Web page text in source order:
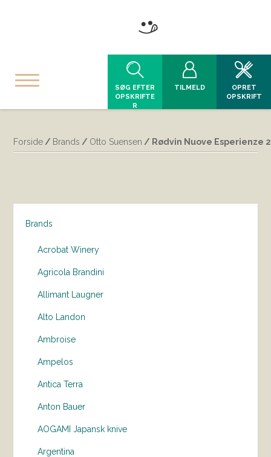
SØG EFTER
OPSKRIFTE
R
TILMELD
OPRET
OPSKRIFT
Forside / Brands / Otto Suensen / Rødvin Nuove
Brands
Acrobat Winery
Agricola Brandini
Allimant Laugner
Alto Landon
Ambroise
Ampelos
Antica Terra
Anton Bauer
AOGAMI Japansk knive
Argentina